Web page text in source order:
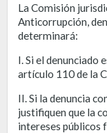
La Comisión
Anticorrupción,
determinará:
I. Si el denunciado
artículo 110 de la
II. Si la denuncia
justifiquen que la
intereses públicos